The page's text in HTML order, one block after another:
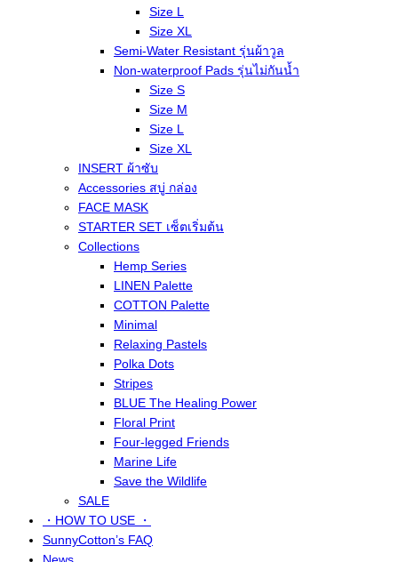
Size L
Size XL
Semi-Water Resistant รุ่นผ้าวูล
Non-waterproof Pads รุ่นไม่กันน้ำ
Size S
Size M
Size L
Size XL
INSERT ผ้าซับ
Accessories สบู่ กล่อง
FACE MASK
STARTER SET เซ็ตเริ่มต้น
Collections
Hemp Series
LINEN Palette
COTTON Palette
Minimal
Relaxing Pastels
Polka Dots
Stripes
BLUE The Healing Power
Floral Print
Four-legged Friends
Marine Life
Save the Wildlife
SALE
・HOW TO USE ・
SunnyCotton’s FAQ